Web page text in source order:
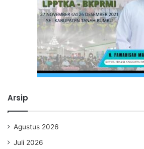
Arsip
Agustus 2026
Juli 2026